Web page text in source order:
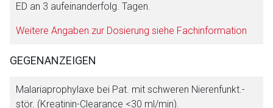
ED an 3 aufeinanderfolg. Tagen.
Weitere Angaben zur Dosierung siehe Fachinformation
GEGENANZEIGEN
Malariaprophylaxe bei Pat. mit schweren Nierenfunkt.-
stör. (Kreatinin-Clearance <30 ml/min).